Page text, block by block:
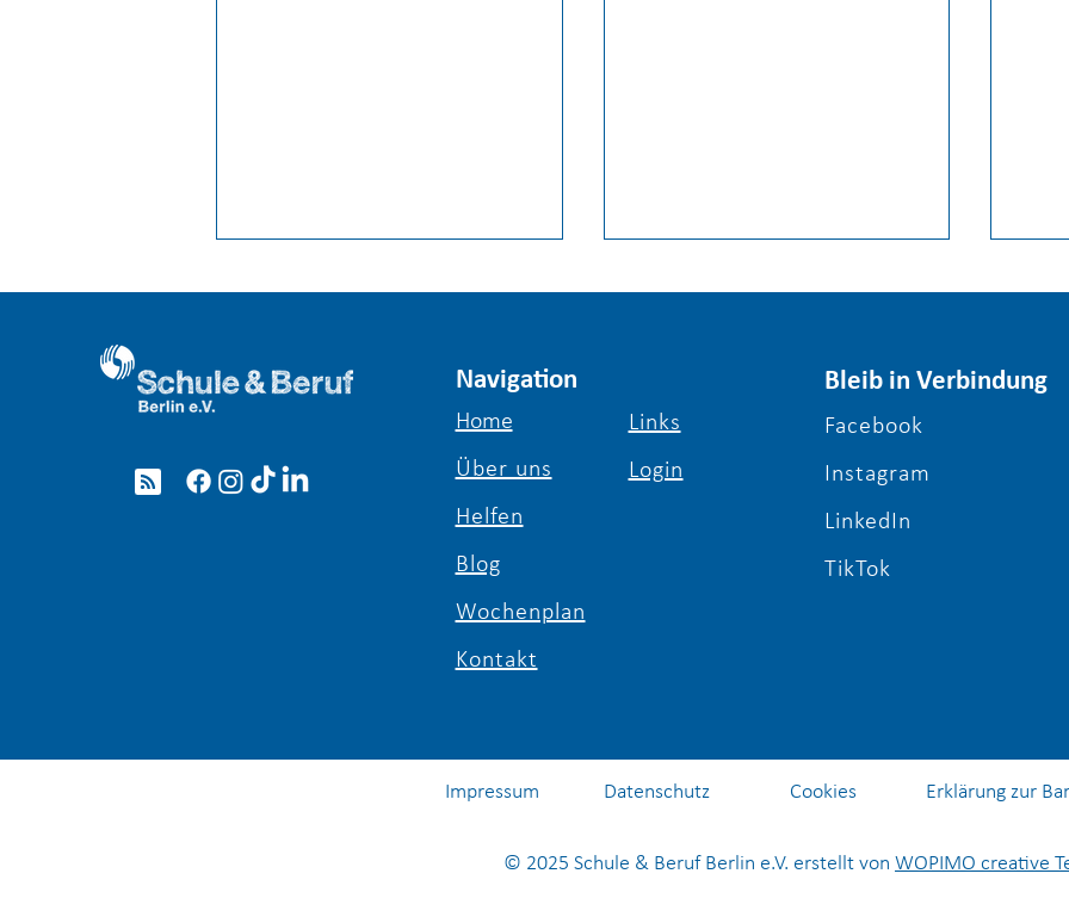
Schule & Beruf Berlin e. V.
besucht das Futurium
Jugendsozialarbeit in
Navigation
Home
Über uns
Helfen
Blog
Wochenplan
Kontakt
Links
Login
Bleib in Verbindung
Facebook
Instagram
LinkedIn
TikTok
Impressum Datenschutz Cookies Erklärung zur
© 2025 Schule & Beruf Berlin e.V. erstellt von WOPIMO creative